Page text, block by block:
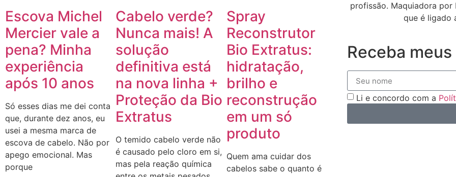
Escova Michel
Mercier vale a
pena? Minha
experiência
após 10 anos
Só esses dias me dei conta
que, durante dez anos, eu
usei a mesma marca de
escova de cabelo. Não por
apego emocional. Mas
porque
Cabelo verde?
Nunca mais! A
solução
definitiva está
na nova linha +
Proteção da Bio
Extratus
O temido cabelo verde não
é causado pelo cloro em si,
mas pela reação química
Spray
Reconstrutor
Bio Extratus:
hidratação,
brilho e
reconstrução
em um só
produto
Quem ama cuidar dos
cabelos sabe o quanto é
profissão. Maquiadora por
que é ligado
Receba
Li e concordo com a